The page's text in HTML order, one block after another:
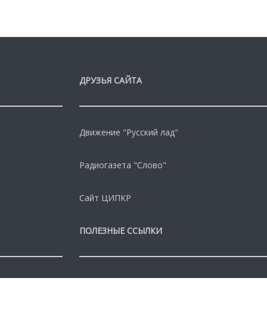
ДРУЗЬЯ САЙТА
Движение "Русский лад"
Радиогазета "Слово"
Сайт ЦИПКР
ПОЛЕЗНЫЕ ССЫЛКИ